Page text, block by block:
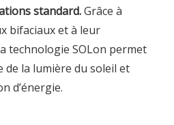
standard.Grâce à
bifaciaux et à leur
technologie SOLon permet
de la lumière du soleil et
d’énergie.